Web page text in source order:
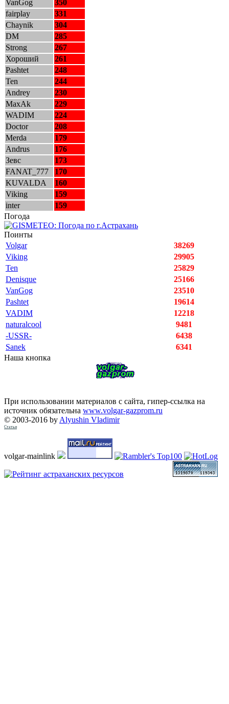
VanGog
350
fairplay
331
Chaynik
304
DM
285
Strong
267
Хороший
261
Pashtet
248
Ten
244
Andrey
230
MaxAk
229
WADIM
224
Doctor
208
Merda
179
Andrus
176
Зевс
173
FANAT_777
170
KUVALDA
160
Viking
159
inter
159
Погода
Поинты
Volgar
38269
Viking
29905
Ten
25829
Denisque
25166
VanGog
23510
Pashtet
19614
VADIM
12218
naturalcool
9481
-USSR-
6438
Sanek
6341
Наша кнопка
При использовании материалов с сайта, гипер-ссылка на
источник обязательна www.volgar-gazprom.ru
© 2003-2016 by Alyushin Vladimir
Статьи
volgar-mainlink